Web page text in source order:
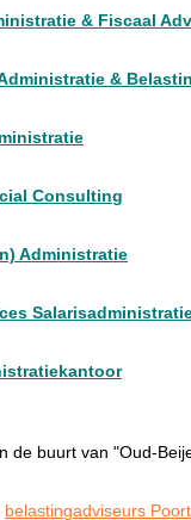
& Fiscaal
&
Consulting
Administratie
de buurt van "Oud-
belastingadviseurs